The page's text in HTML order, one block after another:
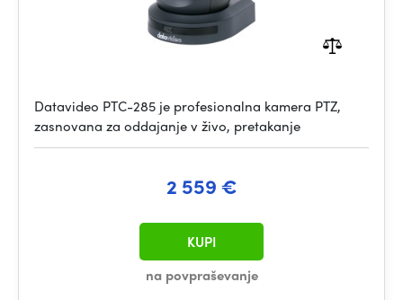
Datavideo PTC-285 je profesionalna kamera PTZ,
zasnovana za oddajanje v živo, pretakanje
2 559 €
na povpraševanje
KUPI